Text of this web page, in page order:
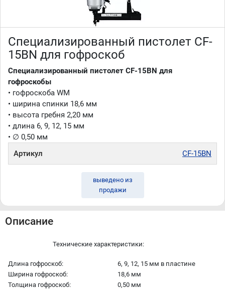
Специализированный пистолет CF-
15BN для гофроскоб
Специализированный пистолет CF-15BN для
гофроскобы
• гофроскоба WM
• ширина спинки 18,6 мм
• высота гребня 2,20 мм
• длина 6, 9, 12, 15 мм
• ∅ 0,50 мм
Артикул
CF-15BN
выведено из
продажи
Описание
Технические характеристики:
Длина гофроскоб:
6, 9, 12, 15 мм в пластине
Ширина гофроскоб:
18,6 мм
Толщина гофроскоб:
0,50 мм